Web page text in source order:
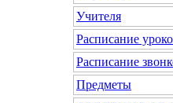
Учителя
Расписание
Расписание
Предметы